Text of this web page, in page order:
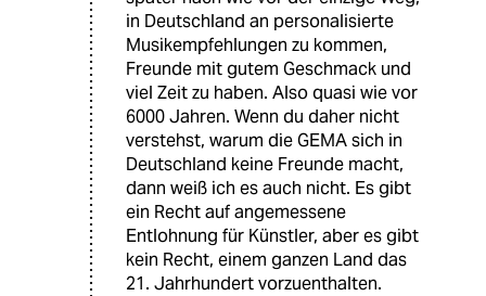
in Deutschland an personalisierte
Musikempfehlungen zu kommen,
Freunde mit gutem Geschmack und
viel Zeit zu haben. Also quasi wie vor
6000 Jahren. Wenn du daher nicht
verstehst, warum die GEMA sich in
Deutschland keine Freunde macht,
dann weiß ich es auch nicht. Es gibt
ein Recht auf angemessene
Entlohnung für Künstler, aber es gibt
kein Recht, einem ganzen Land das
21. Jahrhundert vorzuenthalten.